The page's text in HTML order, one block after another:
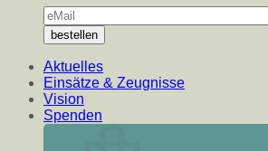
Aktuelles
Einsätze & Zeugnisse
Vision
Spenden